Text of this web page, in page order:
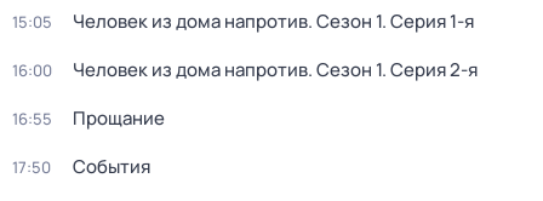
15:05 Человек из дома напротив. Сезон 1. Серия 1-я
16:00 Человек из дома напротив. Сезон 1. Серия 2-я
16:55 Прощание
17:50 События